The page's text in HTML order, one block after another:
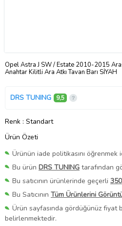
Opel Astra J SW / Estate 2010-2015
Anahtar Kilitli Ara Atkı Tavan Barı SİYAH
DRS TUNING 9,5
Renk : Standart
Ürün Özeti
Ürünün iade politikasını öğrenmek
Bu ürün DRS TUNING tarafından
Bu satıcının ürünlerinde geçerli
Bu Satıcının Tüm Ürünlerini
Ürün sayfasında gördüğünüz fiyat
belirlenmektedir.